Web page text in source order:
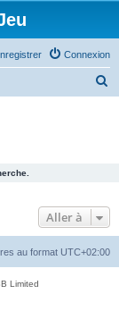
Connexion
c
e
Aller à
au format UTC+02:00
Limited